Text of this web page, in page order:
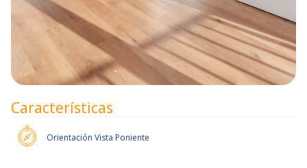
Características
Orientación Vista Poniente